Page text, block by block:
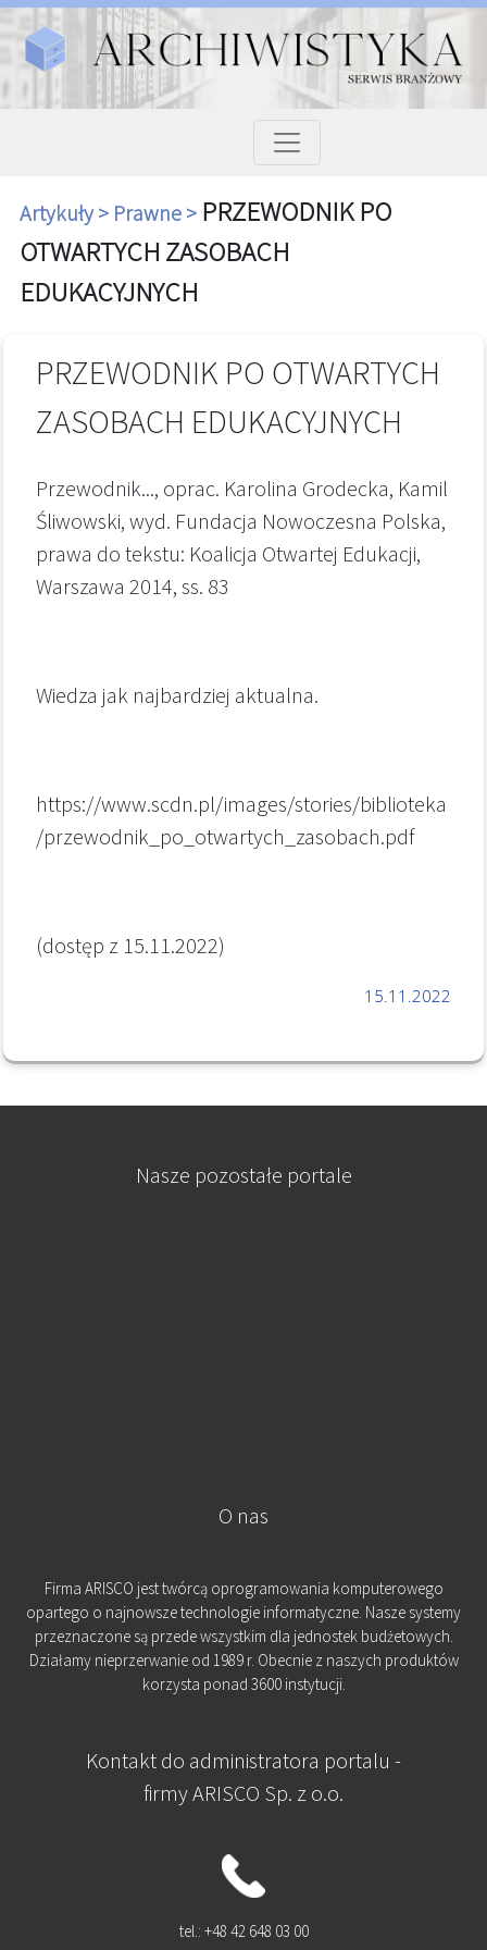
Artykuły > Prawne > PRZEWODNIK PO
OTWARTYCH ZASOBACH
EDUKACYJNYCH
PRZEWODNIK PO OTWARTYCH
ZASOBACH EDUKACYJNYCH
Przewodnik..., oprac. Karolina Grodecka, Kamil
Śliwowski, wyd. Fundacja Nowoczesna Polska,
prawa do tekstu: Koalicja Otwartej Edukacji,
Warszawa 2014, ss. 83
Wiedza jak najbardziej aktualna.
https://www.scdn.pl/images/stories/biblioteka
/przewodnik_po_otwartych_zasobach.pdf
(dostęp z 15.11.2022)
15.11.2022
Nasze pozostałe portale
O nas
Firma ARISCO jest twórcą oprogramowania komputerowego
opartego o najnowsze technologie informatyczne. Nasze systemy
przeznaczone są przede wszystkim dla jednostek budżetowych.
Działamy nieprzerwanie od 1989 r. Obecnie z naszych produktów
korzysta ponad 3600 instytucji.
Kontakt do administratora portalu -
firmy ARISCO Sp. z o.o.
tel.: +48 42 648 03 00